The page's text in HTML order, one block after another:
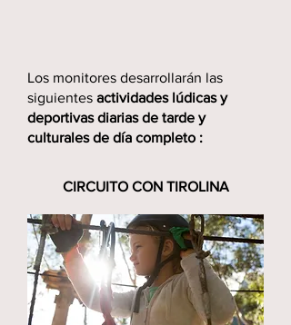
Los monitores desarrollarán las
siguientes actividades lúdicas y
deportivas diarias de tarde y
culturales de día completo :
CIRCUITO CON TIROLINA